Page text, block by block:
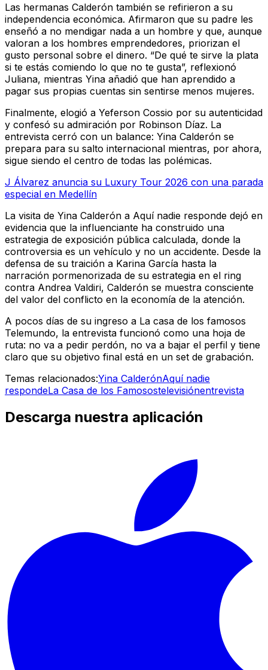
Las hermanas Calderón también se refirieron a su
independencia económica. Afirmaron que su padre les
enseñó a no mendigar nada a un hombre y que, aunque
valoran a los hombres emprendedores, priorizan el
gusto personal sobre el dinero. “De qué te sirve la plata
si te estás comiendo lo que no te gusta”, reflexionó
Juliana, mientras Yina añadió que han aprendido a
pagar sus propias cuentas sin sentirse menos mujeres.
Finalmente, elogió a Yeferson Cossio por su autenticidad
y confesó su admiración por Robinson Díaz. La
entrevista cerró con un balance: Yina Calderón se
prepara para su salto internacional mientras, por ahora,
sigue siendo el centro de todas las polémicas.
J Álvarez anuncia su Luxury Tour 2026 con una parada
especial en Medellín
La visita de Yina Calderón a Aquí nadie responde dejó en
evidencia que la influenciante ha construido una
estrategia de exposición pública calculada, donde la
controversia es un vehículo y no un accidente. Desde la
defensa de su traición a Karina García hasta la
narración pormenorizada de su estrategia en el ring
contra Andrea Valdiri, Calderón se muestra consciente
del valor del conflicto en la economía de la atención.
A pocos días de su ingreso a La casa de los famosos
Telemundo, la entrevista funcionó como una hoja de
ruta: no va a pedir perdón, no va a bajar el perfil y tiene
claro que su objetivo final está en un set de grabación.
Temas relacionados:Yina CalderónAquí nadie
respondeLa Casa de los Famosostelevisiónentrevista
Descarga nuestra aplicación